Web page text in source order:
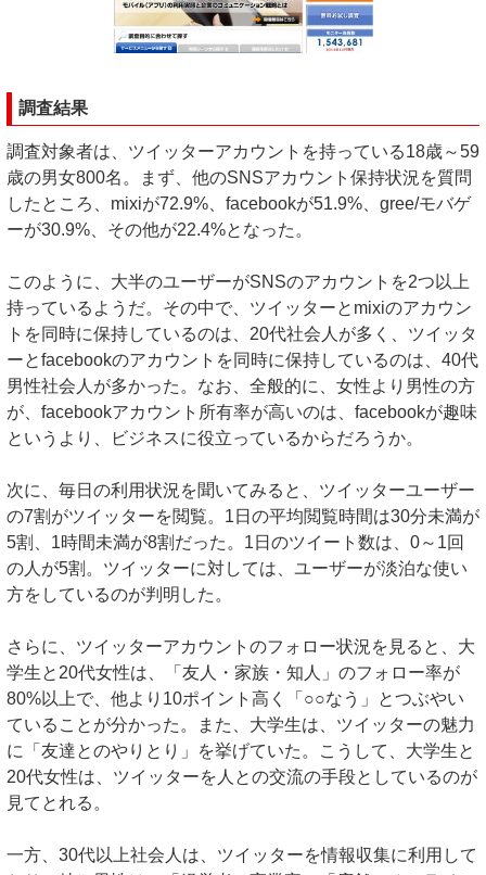
調査結果
調査対象者は、ツイッターアカウントを持っている18歳～59
歳の男女800名。まず、他のSNSアカウント保持状況を質問
したところ、mixiが72.9%、facebookが51.9%、gree/モバゲ
ーが30.9%、その他が22.4%となった。
このように、大半のユーザーがSNSのアカウントを2つ以上
持っているようだ。その中で、ツイッターとmixiのアカウン
トを同時に保持しているのは、20代社会人が多く、ツイッタ
ーとfacebookのアカウントを同時に保持しているのは、40代
男性社会人が多かった。なお、全般的に、女性より男性の方
が、facebookアカウント所有率が高いのは、facebookが趣味
というより、ビジネスに役立っているからだろうか。
次に、毎日の利用状況を聞いてみると、ツイッターユーザー
の7割がツイッターを閲覧。1日の平均閲覧時間は30分未満が
5割、1時間未満が8割だった。1日のツイート数は、0～1回
の人が5割。ツイッターに対しては、ユーザーが淡泊な使い
方をしているのが判明した。
さらに、ツイッターアカウントのフォロー状況を見ると、大
学生と20代女性は、「友人・家族・知人」のフォロー率が
80%以上で、他より10ポイント高く「○○なう」とつぶやい
ていることが分かった。また、大学生は、ツイッターの魅力
に「友達とのやりとり」を挙げていた。こうして、大学生と
20代女性は、ツイッターを人との交流の手段としているのが
見てとれる。
一方、30代以上社会人は、ツイッターを情報収集に利用して